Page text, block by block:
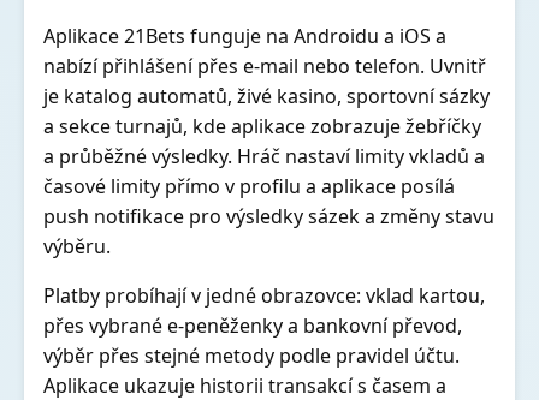
Aplikace 21Bets funguje na Androidu a iOS a
nabízí přihlášení přes e-mail nebo telefon. Uvnitř
je katalog automatů, živé kasino, sportovní sázky
a sekce turnajů, kde aplikace zobrazuje žebříčky
a průběžné výsledky. Hráč nastaví limity vkladů a
časové limity přímo v profilu a aplikace posílá
push notifikace pro výsledky sázek a změny stavu
výběru.
Platby probíhají v jedné obrazovce: vklad kartou,
přes vybrané e‑peněženky a bankovní převod,
výběr přes stejné metody podle pravidel účtu.
Aplikace ukazuje historii transakcí s časem a